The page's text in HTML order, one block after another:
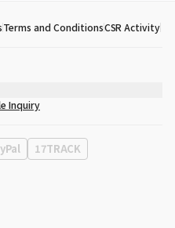
Terms and ConditionsCSR Activity
gu, Seoul, Republic of
Inquiry
17TRACK